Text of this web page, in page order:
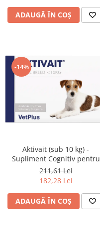
ADAUGĂ ÎN COȘ
-14%
Aktivait (sub 10 kg) -
Supliment Cognitiv pentru
Câini Mici
211,61 Lei
182,28 Lei
ADAUGĂ ÎN COȘ